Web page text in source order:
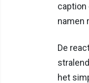
caption
namen
De
het